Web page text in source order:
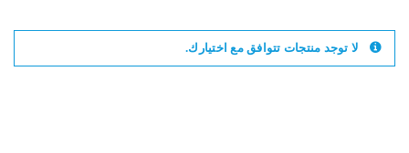
لا توجد منتجات تتوافق مع اختيارك.